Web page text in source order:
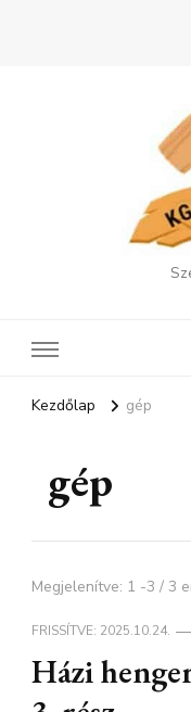
Kezdőlap gép
gép
Megjelenítve: 1 -3 / 3
FRISSÍTVE: 2025.10.24.
Házi